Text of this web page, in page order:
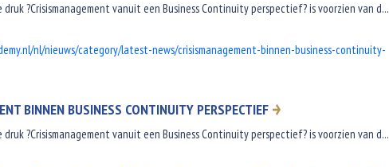
druk ?Crisismanagement vanuit een Business Continuity perspectief? is voorzien van d...
nl/nieuws/category/latest-news/crisismanagement-binnen-business-continuity-
BINNEN BUSINESS CONTINUITY PERSPECTIEF
druk ?Crisismanagement vanuit een Business Continuity perspectief? is voorzien van d...